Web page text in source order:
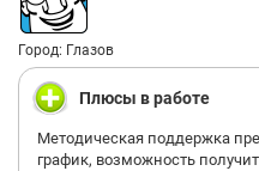
Город: Глазов
Плюсы в работе
Методическая поддержка
график, возможность